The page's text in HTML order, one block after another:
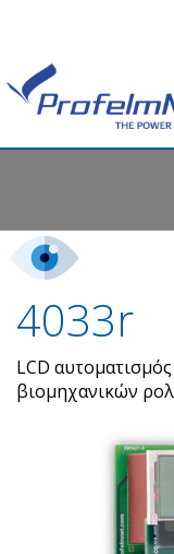
4033r
LCD
βιομηχανικών